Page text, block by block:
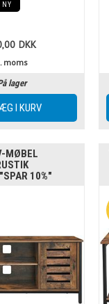
NY
DKK
moms
lager
MØBEL
10%"